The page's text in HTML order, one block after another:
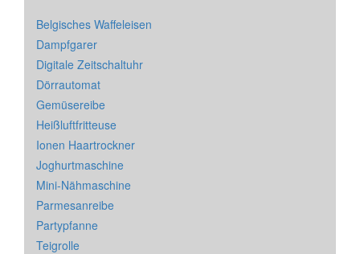
Belgisches Waffeleisen
Dampfgarer
Digitale Zeitschaltuhr
Dörrautomat
Gemüsereibe
Heißluftfritteuse
Ionen Haartrockner
Joghurtmaschine
Mini-Nähmaschine
Parmesanreibe
Partypfanne
Teigrolle